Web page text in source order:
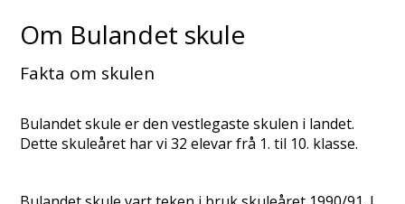
Om Bulandet skule
Fakta om skulen
Bulandet skule er den vestlegaste skulen i landet.
Dette skuleåret har vi 32 elevar frå 1. til 10. klasse.